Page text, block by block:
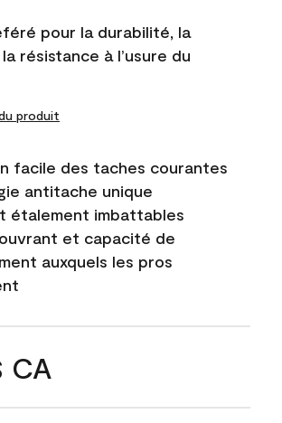
pour la durabilité, la
résistance à l’usure du
produit
facile des taches courantes
antitache unique
étalement imbattables
et capacité de
auxquels les pros
CA